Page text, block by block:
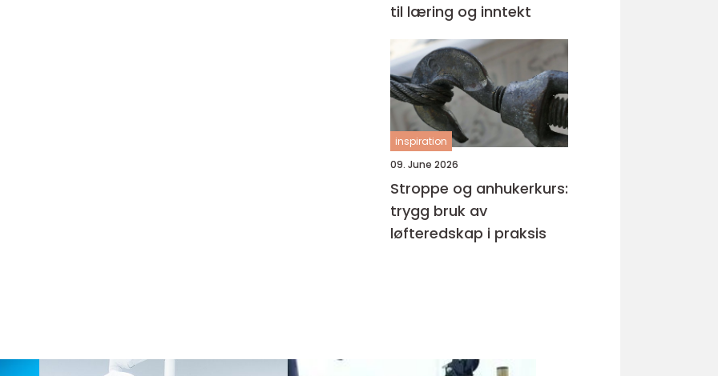
til læring og inntekt
inspiration
09. June 2026
Stroppe og anhukerkurs:
trygg bruk av
løfteredskap i praksis